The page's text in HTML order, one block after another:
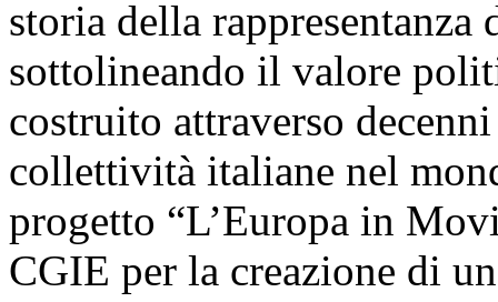
storia della
sottolineando il valore
costruito attraverso
collettività italiane nel
progetto “L’Europa in
CGIE per la creazione di